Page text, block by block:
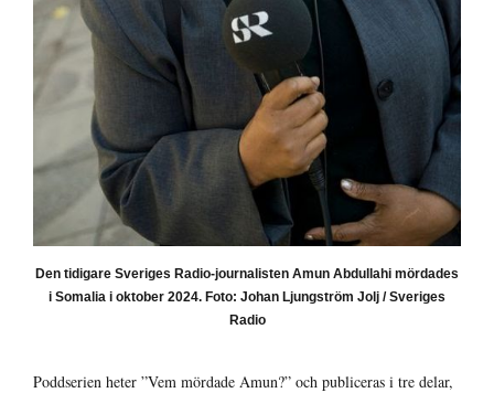
Den tidigare Sveriges Radio-journalisten Amun Abdullahi mördades
i Somalia i oktober 2024. Foto: Johan Ljungström Jolj / Sveriges
Radio
Poddserien heter ”Vem mördade Amun?” och publiceras i tre delar,